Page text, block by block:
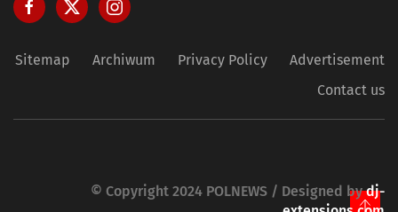
Sitemap Archiwum Privacy Policy
Advertisement
Contact us
© Copyright 2024 POLNEWS / Designed bydj-